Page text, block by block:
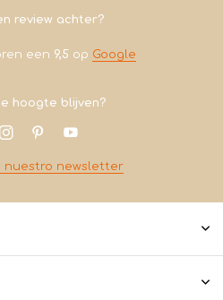
review achter?
een 9,5 op Google
hoogte blijven?
nuestro newsletter